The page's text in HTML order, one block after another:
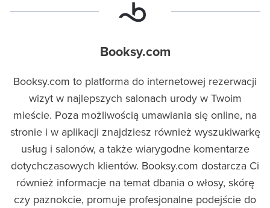
Booksy.com
Booksy.com to platforma do internetowej rezerwacji
wizyt w najlepszych salonach urody w Twoim
mieście. Poza możliwością umawiania się online, na
stronie i w aplikacji znajdziesz również wyszukiwarkę
usług i salonów, a także wiarygodne komentarze
dotychczasowych klientów. Booksy.com dostarcza Ci
również informacje na temat dbania o włosy, skórę
czy paznokcie, promuje profesjonalne podejście do